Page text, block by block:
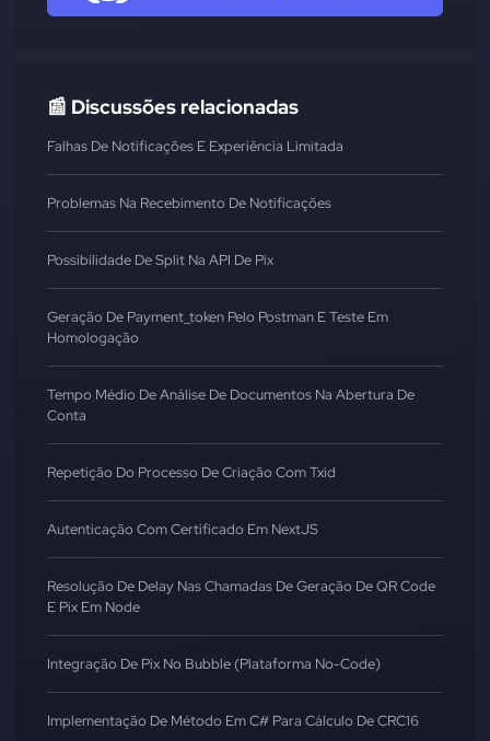
📰 Discussões relacionadas
Falhas De Notificações E Experiência Limitada
Problemas Na Recebimento De Notificações
Possibilidade De Split Na API De Pix
Geração De Payment_token Pelo Postman E Teste Em
Homologação
Tempo Médio De Análise De Documentos Na Abertura De
Conta
Repetição Do Processo De Criação Com Txid
Autenticação Com Certificado Em NextJS
Resolução De Delay Nas Chamadas De Geração De QR Code
E Pix Em Node
Integração De Pix No Bubble (Plataforma No-Code)
Implementação De Método Em C# Para Cálculo De CRC16